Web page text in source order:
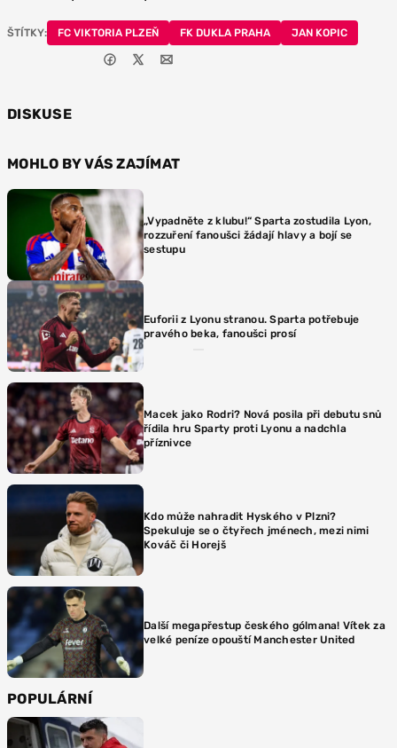
ŠTÍTKY: FC VIKTORIA PLZEŇ FK DUKLA PRAHA JAN KOPIC
DISKUSE
MOHLO BY VÁS ZAJÍMAT
„Vypadněte z klubu!“ Sparta zostudila Lyon,
rozzuření fanoušci žádají hlavy a bojí se
sestupu
Euforii z Lyonu stranou. Sparta potřebuje
pravého beka, fanoušci prosí
Macek jako Rodri? Nová posila při debutu snů
řídila hru Sparty proti Lyonu a nadchla
příznivce
Kdo může nahradit Hyského v Plzni?
Spekuluje se o čtyřech jménech, mezi nimi
Kováč či Horejš
Další megapřestup českého gólmana! Vítek za
velké peníze opouští Manchester United
POPULÁRNÍ